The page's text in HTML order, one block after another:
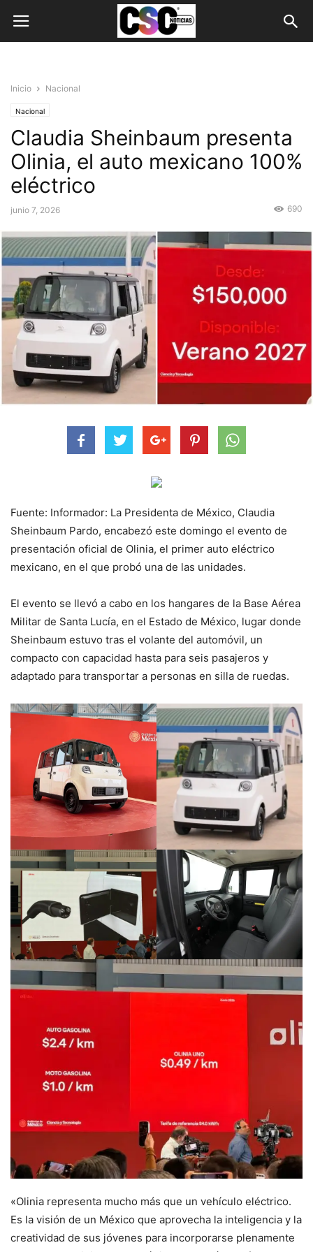
Inicio Nacional
Nacional
Claudia Sheinbaum presenta
Olinia, el auto mexicano 100%
eléctrico
junio 7, 2026 690
Fuente: Informador: La Presidenta de México, Claudia
Sheinbaum Pardo, encabezó este domingo el evento de
presentación oficial de Olinia, el primer auto eléctrico
mexicano, en el que probó una de las unidades.
El evento se llevó a cabo en los hangares de la Base Aérea
Militar de Santa Lucía, en el Estado de México, lugar donde
Sheinbaum estuvo tras el volante del automóvil, un
compacto con capacidad hasta para seis pasajeros y
adaptado para transportar a personas en silla de ruedas.
«Olinia representa mucho más que un vehículo eléctrico.
Es la visión de un México que aprovecha la inteligencia y la
creatividad de sus jóvenes para incorporarse plenamente